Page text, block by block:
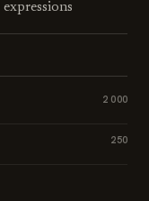
2 000
250